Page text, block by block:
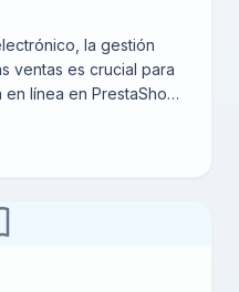
la gestión
ventas es crucial para
línea en PrestaShop
con PrestaShop